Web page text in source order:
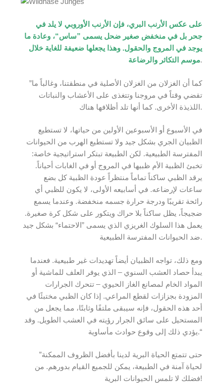
على عكس الأرنب البري، فإن الأرنب الأوروبي لا يلد في
جحر بل في منخفض صغير ضحل يسمى ”ساس“، وعادة ما
يوجد في المروج والحقول. وهذا يجعلها ضعيفة للغاية خلال
موسم التكاثر والرضاعة.
”كما أن الغزلان من الغزلان الأصلية في منطقتنا، وغالباً ما
تقضي وقتاً في مروجنا وتتغذى على الأعشاب والنباتات
اللذيذة الأخرى. كما أنها تلد أظلافها هناك.
في الأسبوع أو الأسبوعين الأولين من حياتها، لا تستطيع
الظبيان الجري بشكل جيد ولا تستطيع الهرب من الحيوانات
المفترسة الطبيعية. لكن الطبيعة تبتكر استراتيجية خاصة:
تخبئ الظبية الأم ظبيها في المروج أو في الغابات أحياناً.
يرقد الظبي ساكناً تماماً منتظراً عودة الظبية كل بضع
ساعات لإرضاعه. في أسابيعه الأولى، لا يكون للظبي أي
رائحة تقريبًا ودرجة حرارة جسمه منخفضة. وعندما يسمع
ضجيجاً، يظل ساكناً بلا حراك ويتكور على شكل كرة صغيرة.
يعمل هذا السلوك الغريزي الذي يسمى ”الاحتماء“ بشكل جيد
ضد الحيوانات المفترسة الطبيعية.
ومع ذلك، تواجه الظبيان أيضاً تهديدات غير طبيعية. فعندما
يبدأ حصاد العشب السنوي – الذي يوفر العلف للماشية أو
المواد الخام لمصانع الغاز الحيوي – تتحرك الجرارات
المزودة بجزازات لقطع المراعي. إذا كان الظبي مختبئًا في
أحد هذه الحقول، فإنه سيبقى ملتفًا وثابتًا، مما يجعل من
المستحيل على سائق الجرار رؤيته في العشب الطويل. وقد
يؤدي ذلك إلى وقوع حوادث مأساوية.“
”حتى تتمتع الحياة البرية لدينا بأفضل الظروف الممكنة
لحياة آمنة في الطبيعة، يمكن للجميع القيام بدورهم. من
فضلك لا تلمس الحيوانات البرية!